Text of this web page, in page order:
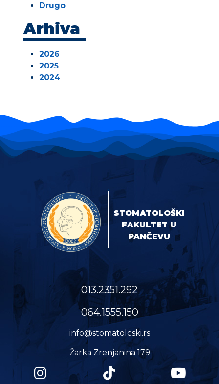
Drugo
Arhiva
2026
2025
2024
STOMATOLOŠKI
FAKULTET U
PANČEVU
013.2351.292
064.1555.150
info@stomatoloski.rs
Žarka Zrenjanina 179